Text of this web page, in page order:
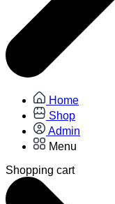
Home
Shop
Admin
Menu
Shopping cart